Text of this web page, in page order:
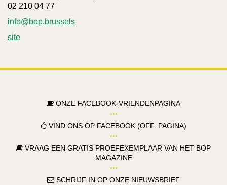
02 210 04 77
info@bop.brussels
site
ONZE FACEBOOK-VRIENDENPAGINA
VIND ONS OP FACEBOOK (OFF. PAGINA)
VRAAG EEN GRATIS PROEFEXEMPLAAR VAN HET BOP
MAGAZINE
SCHRIJF IN OP ONZE NIEUWSBRIEF